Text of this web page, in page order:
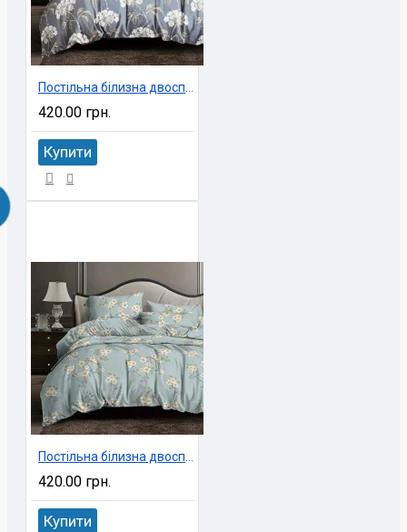
Постільна білизна двоспальне економ 180х220 см Ninel арт. UXT-62
420.00 грн.
Купити
Постільна білизна двоспальне економ 180х220 см Ninel арт. UXT-56
420.00 грн.
Купити